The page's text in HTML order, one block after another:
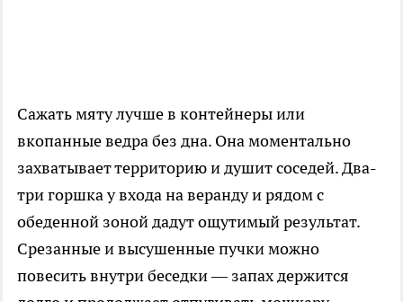
Сажать мяту лучше в контейнеры или
вкопанные ведра без дна. Она моментально
захватывает территорию и душит соседей. Два-
три горшка у входа на веранду и рядом с
обеденной зоной дадут ощутимый результат.
Срезанные и высушенные пучки можно
повесить внутри беседки — запах держится